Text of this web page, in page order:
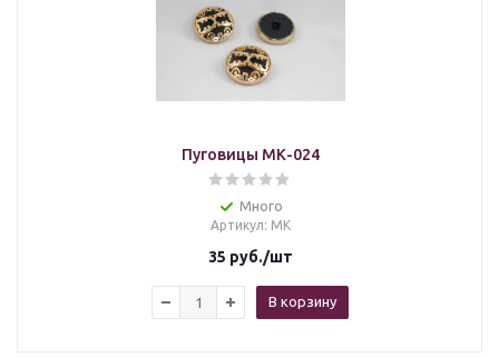
Пуговицы МК-024
Много
Артикул: МК
35 руб./шт
В корзину